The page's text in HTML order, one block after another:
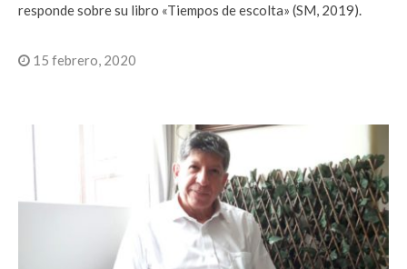
responde sobre su libro «Tiempos de escolta» (SM, 2019).
15 febrero, 2020